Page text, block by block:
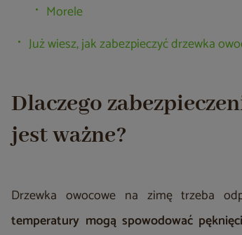
Morele
Już wiesz, jak zabezpieczyć drzewka
Dlaczego
jest ważne?
Drzewka owocowe na zimę trzeba
temperatury mogą spowodować